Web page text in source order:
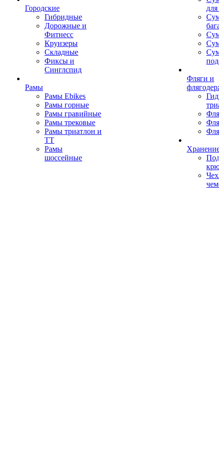
Городские
Гибридные
Дорожные и
Фитнесс
Круизеры
Складные
Фиксы и
Синглспид
Рамы
Рамы Ebikes
Рамы горные
Рамы гравийные
Рамы трековые
Рамы триатлон и
ТТ
Рамы
шоссейные
Фляги и